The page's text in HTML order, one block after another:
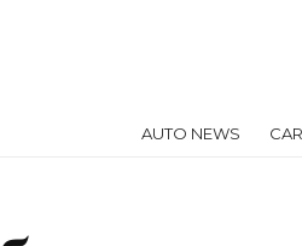
AUTO NEWS